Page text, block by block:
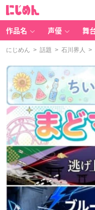
作品名 声優 舞
にじめん > 話題 > 石川界人 >